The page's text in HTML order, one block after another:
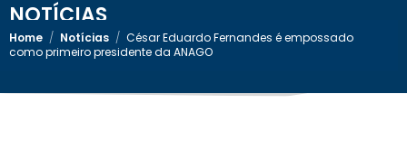
NOTÍCIAS
Home / Notícias / César Eduardo Fernandes é empossado
como primeiro presidente da ANAGO